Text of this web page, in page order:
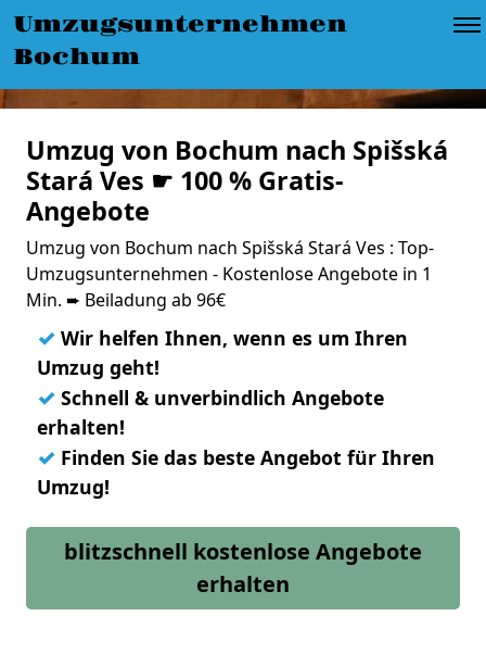
Umzugsunternehmen
Bochum
Umzug von Bochum nach Spišská
Stará Ves ☛ 100 % Gratis-
Angebote
Umzug von Bochum nach Spišská Stará Ves : Top-
Umzugsunternehmen - Kostenlose Angebote in 1
Min. ➨ Beiladung ab 96€
✓ Wir helfen Ihnen, wenn es um Ihren
Umzug geht!
✓ Schnell & unverbindlich Angebote
erhalten!
✓ Finden Sie das beste Angebot für Ihren
Umzug!
blitzschnell kostenlose Angebote
erhalten